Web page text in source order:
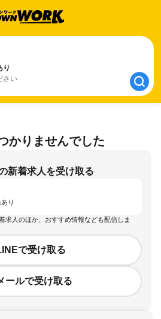
り
さい
かりませんでした
新着求人を受け取る
り
求人のほか、おすすめ情報なども配信しま
で受け取る
ールで受け取る